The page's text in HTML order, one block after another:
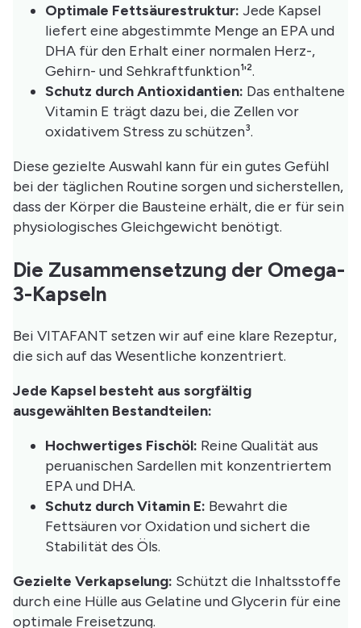
Optimale Fettsäurestruktur: Jede Kapsel
liefert eine abgestimmte Menge an EPA und
DHA für den Erhalt einer normalen Herz-,
Gehirn- und Sehkraftfunktion¹'².
Schutz durch Antioxidantien: Das enthaltene
Vitamin E trägt dazu bei, die Zellen vor
oxidativem Stress zu schützen³.
Diese gezielte Auswahl kann für ein gutes Gefühl
bei der täglichen Routine sorgen und sicherstellen,
dass der Körper die Bausteine erhält, die er für sein
physiologisches Gleichgewicht benötigt.
Die Zusammensetzung der Omega-
3-Kapseln
Bei VITAFANT setzen wir auf eine klare Rezeptur,
die sich auf das Wesentliche konzentriert.
Jede Kapsel besteht aus sorgfältig
ausgewählten Bestandteilen:
Hochwertiges Fischöl: Reine Qualität aus
peruanischen Sardellen mit konzentriertem
EPA und DHA.
Schutz durch Vitamin E: Bewahrt die
Fettsäuren vor Oxidation und sichert die
Stabilität des Öls.
Gezielte Verkapselung: Schützt die Inhaltsstoffe
durch eine Hülle aus Gelatine und Glycerin für eine
optimale Freisetzung.